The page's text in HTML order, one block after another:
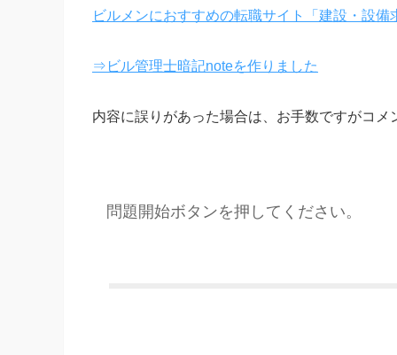
ビルメンにおすすめの転職サイト「建設・設備
⇒ビル管理士暗記noteを作りました
内容に誤りがあった場合は、お手数ですがコ
問題開始ボタンを押してください。